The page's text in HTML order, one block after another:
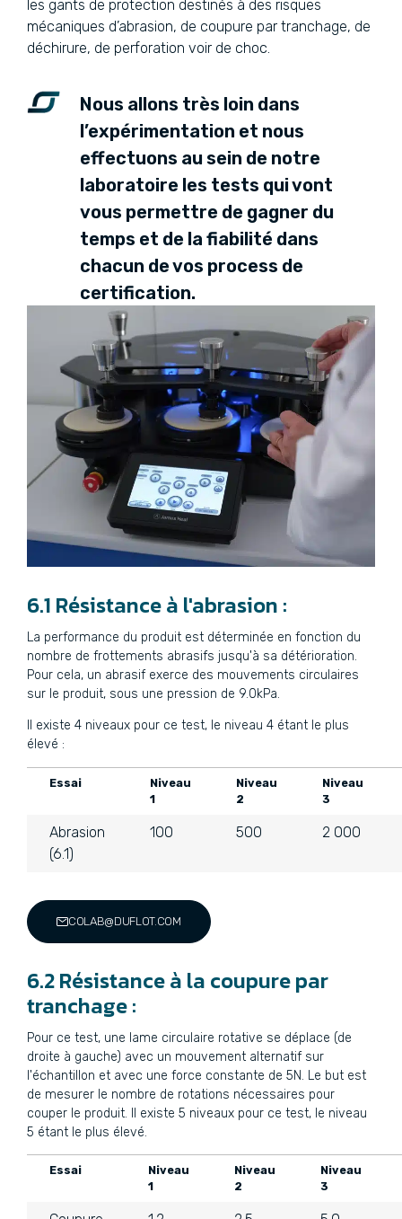
les gants de protection destinés à des risques
mécaniques d’abrasion, de coupure par tranchage, de
déchirure, de perforation voir de choc.
Nous allons très loin dans
l’expérimentation et nous
effectuons au sein de notre
laboratoire les tests qui vont
vous permettre de gagner du
temps et de la fiabilité dans
chacun de vos process de
certification.
6.1 Résistance à l'abrasion :
La performance du produit est déterminée en fonction du
nombre de frottements abrasifs jusqu'à sa détérioration.
Pour cela, un abrasif exerce des mouvements circulaires
sur le produit, sous une pression de 9.0kPa.
Il existe 4 niveaux pour ce test, le niveau 4 étant le plus
élevé :
Essai
Niveau
1
Niveau
2
Niveau
3
Abrasion
(6.1)
100 500 2 000
COLAB@DUFLOT.COM
6.2 Résistance à la coupure par
tranchage :
Pour ce test, une lame circulaire rotative se déplace (de
droite à gauche) avec un mouvement alternatif sur
l'échantillon et avec une force constante de 5N. Le but est
de mesurer le nombre de rotations nécessaires pour
couper le produit. Il existe 5 niveaux pour ce test, le niveau
5 étant le plus élevé.
Essai
Niveau
1
Niveau
2
Niveau
3